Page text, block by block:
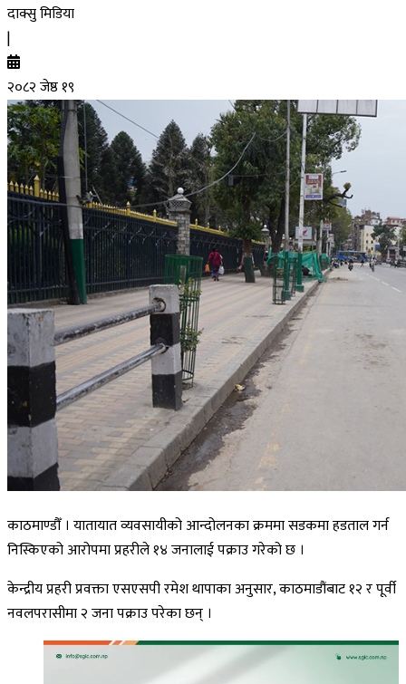
दाक्सु मिडिया
|
२०८२ जेष्ठ १९
काठमाण्डौँ । यातायात व्यवसायीको आन्दोलनका क्रममा सडकमा हडताल गर्न
निस्किएको आरोपमा प्रहरीले १४ जनालाई पक्राउ गरेको छ ।
केन्द्रीय प्रहरी प्रवक्ता एसएसपी रमेश थापाका अनुसार, काठमाडौंबाट १२ र पूर्वी
नवलपरासीमा २ जना पक्राउ परेका छन् ।